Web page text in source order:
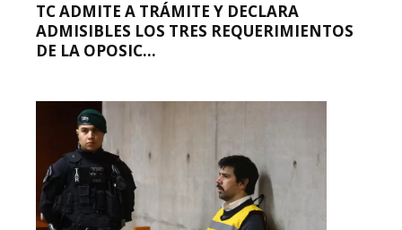
TC ADMITE A TRÁMITE Y DECLARA
ADMISIBLES LOS TRES REQUERIMIENTOS
DE LA OPOSIC...